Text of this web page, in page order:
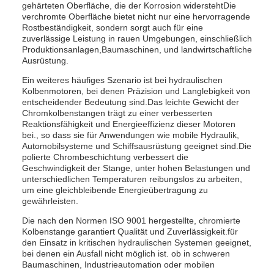
gehärteten Oberfläche, die der Korrosion widerstehtDie
verchromte Oberfläche bietet nicht nur eine hervorragende
Rostbeständigkeit, sondern sorgt auch für eine
zuverlässige Leistung in rauen Umgebungen, einschließlich
Produktionsanlagen,Baumaschinen, und landwirtschaftliche
Ausrüstung.
Ein weiteres häufiges Szenario ist bei hydraulischen
Kolbenmotoren, bei denen Präzision und Langlebigkeit von
entscheidender Bedeutung sind.Das leichte Gewicht der
Chromkolbenstangen trägt zu einer verbesserten
Reaktionsfähigkeit und Energieeffizienz dieser Motoren
bei., so dass sie für Anwendungen wie mobile Hydraulik,
Automobilsysteme und Schiffsausrüstung geeignet sind.Die
polierte Chrombeschichtung verbessert die
Geschwindigkeit der Stange, unter hohen Belastungen und
unterschiedlichen Temperaturen reibungslos zu arbeiten,
um eine gleichbleibende Energieübertragung zu
gewährleisten.
Die nach den Normen ISO 9001 hergestellte, chromierte
Kolbenstange garantiert Qualität und Zuverlässigkeit.für
den Einsatz in kritischen hydraulischen Systemen geeignet,
bei denen ein Ausfall nicht möglich ist. ob in schweren
Baumaschinen, Industrieautomation oder mobilen